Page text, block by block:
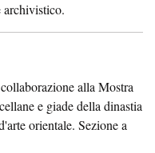
archivistico.
alla Mostra
e giade della dinastia
orientale. Sezione a